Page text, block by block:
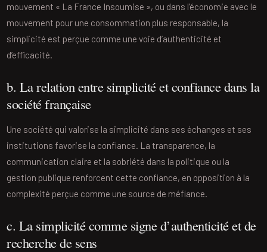
mouvement « La France Insoumise », ou dans l’économie avec le
mouvement pour une consommation plus responsable, la
simplicité est perçue comme une voie d’authenticité et
d’efficacité.
b. La relation entre simplicité et confiance dans la
société française
Une société qui valorise la simplicité dans ses échanges et ses
institutions favorise la confiance. La transparence, la
communication claire et la sobriété dans la politique ou la
gestion publique renforcent cette confiance, en opposition à la
complexité perçue comme une source de méfiance.
c. La simplicité comme signe d’authenticité et de
recherche de sens